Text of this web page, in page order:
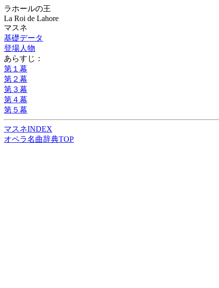
ラホールの王
La Roi de Lahore
マスネ
基礎データ
登場人物
あらすじ：
第１幕
第２幕
第３幕
第４幕
第５幕
マスネINDEX
オペラ名曲辞典TOP